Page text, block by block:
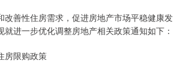
改善性住房需求，促进房地产市场平稳健康发
就进一步优化调整房地产相关政策通知如下：
房限购政策